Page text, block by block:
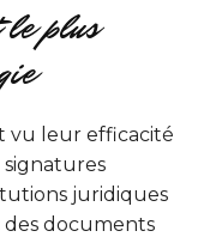
plus
vu leur efficacité
signatures
juridiques
des documents